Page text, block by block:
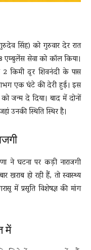
सिंह) को गुरुवार देर रात
एम्बुलेंस सेवा को कॉल किया।
किमी दूर शिवनंदी के पास
एक घंटे की देरी हुई। इस
जन्म दे दिया। बाद में दोनों
उनकी स्थिति स्थिर है।
ने घटना पर कड़ी नाराजगी
खराब हो रही हैं, तो स्वास्थ्य
में प्रसूति विशेषज्ञ की मांग
में